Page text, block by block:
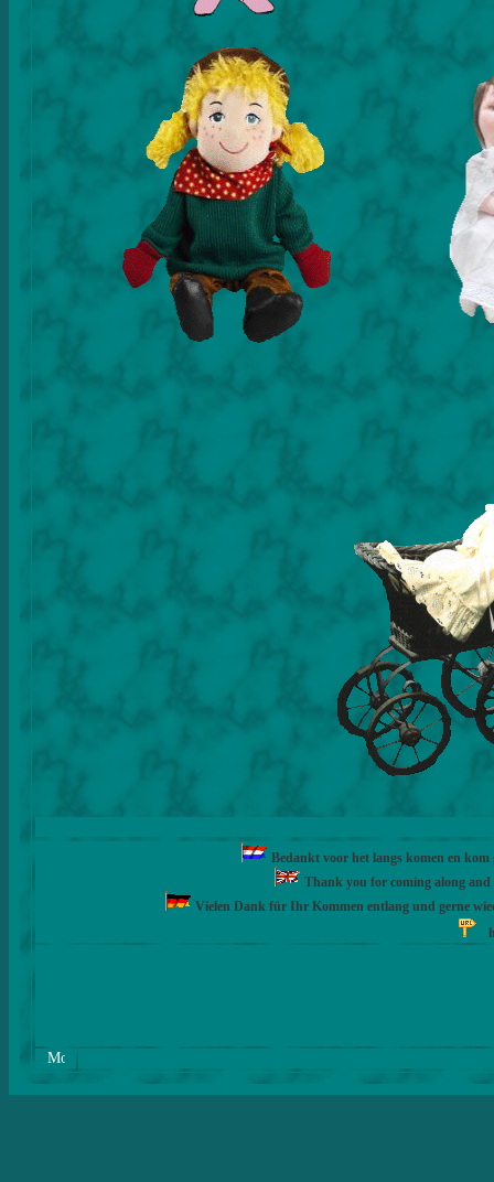
Bedankt voor het langs komen en
Thank you for coming along and
Vielen Dank für Ihr Kommen entlang und gerne